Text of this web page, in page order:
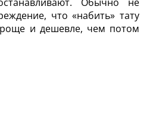
что «набить» тату
и дешевле, чем потом